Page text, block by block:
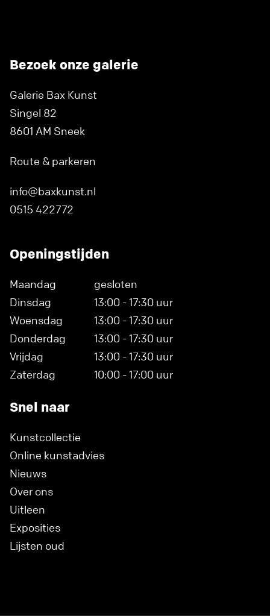
Bezoek onze galerie
Galerie Bax Kunst
Singel 82
8601 AM Sneek
Route & parkeren
info@baxkunst.nl
0515 422772
Openingstijden
Maandag
gesloten
Dinsdag
13:00 - 17:30 uur
Woensdag
13:00 - 17:30 uur
Donderdag
13:00 - 17:30 uur
Vrijdag
13:00 - 17:30 uur
Zaterdag
10:00 - 17:00 uur
Snel naar
Kunstcollectie
Online kunstadvies
Nieuws
Over ons
Uitleen
Exposities
Lijsten oud